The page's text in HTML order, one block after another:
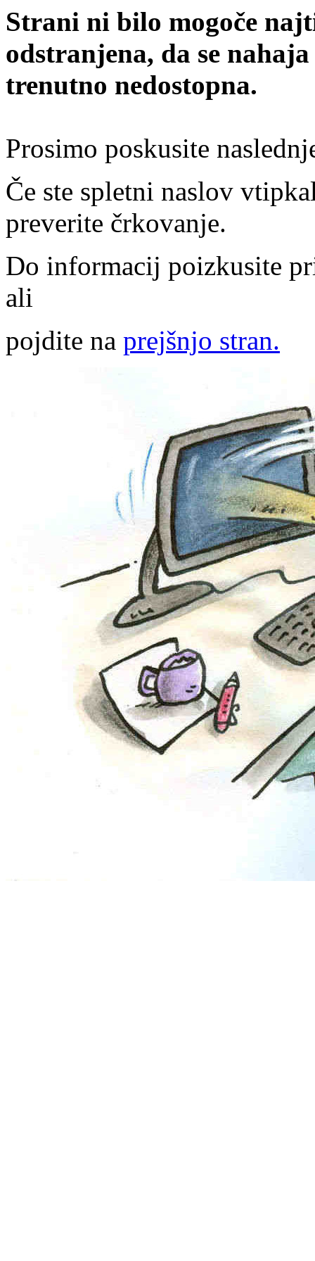
Strani ni bilo mogoče
odstranjena, da se
trenutno nedostopna.
Prosimo poskusite
Če ste spletni naslov
preverite črkovanje.
Do informacij poizkusite
ali
pojdite na prejšnjo stran.